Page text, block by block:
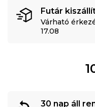
Futár
Várható
17.08
30 nap áll